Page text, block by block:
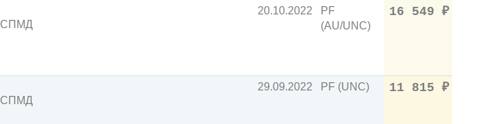
СПМД
20.10.2022
PF
(AU/UNC)
16 549 ₽
СПМД
29.09.2022 PF (UNC) 11 815 ₽